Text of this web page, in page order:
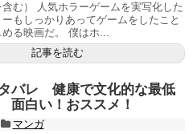
む） 人気ホラーゲームを実写化した
もしっかりあってゲームをしたこと
る映画だ。 僕はホ...
記事を読む
バレ 健康で文化的な最低
面白い！おススメ！
マンガ